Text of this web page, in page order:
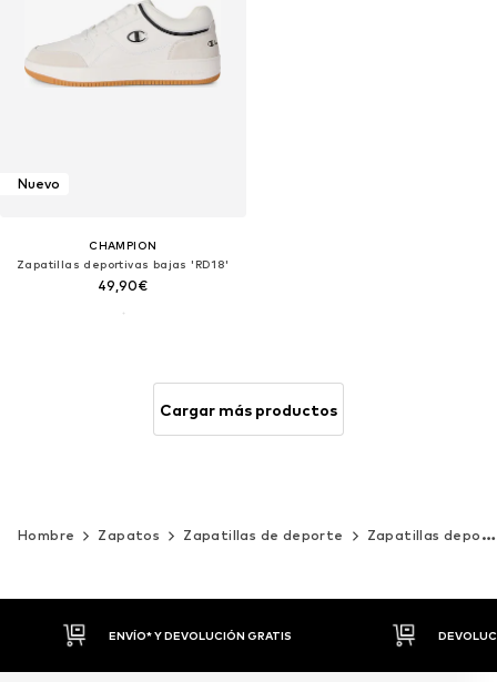
Nuevo
CHAMPION
Zapatillas deportivas bajas 'RD18'
49,90€
Cargar más productos
Hombre Zapatos Zapatillas de deporte Zapatillas deportivas bajas
DEVOLUCIONES HASTA 30 DÍAS